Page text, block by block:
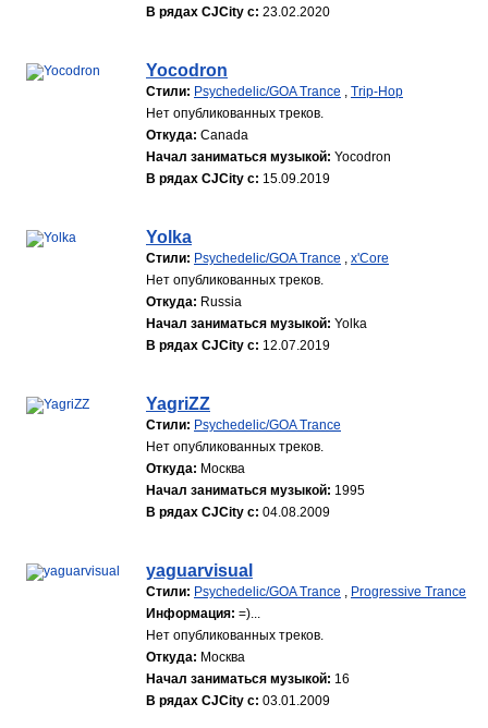
В рядах CJCity с: 23.02.2020
Yocodron
Стили: Psychedelic/GOA Trance , Trip-Hop
Нет опубликованных треков.
Откуда: Canada
Начал заниматься музыкой: Yocodron
В рядах CJCity с: 15.09.2019
Yolka
Стили: Psychedelic/GOA Trance , x'Core
Нет опубликованных треков.
Откуда: Russia
Начал заниматься музыкой: Yolka
В рядах CJCity с: 12.07.2019
YagriZZ
Стили: Psychedelic/GOA Trance
Нет опубликованных треков.
Откуда: Москва
Начал заниматься музыкой: 1995
В рядах CJCity с: 04.08.2009
yaguarvisual
Стили: Psychedelic/GOA Trance , Progressive Trance
Информация: =)...
Нет опубликованных треков.
Откуда: Москва
Начал заниматься музыкой: 16
В рядах CJCity с: 03.01.2009